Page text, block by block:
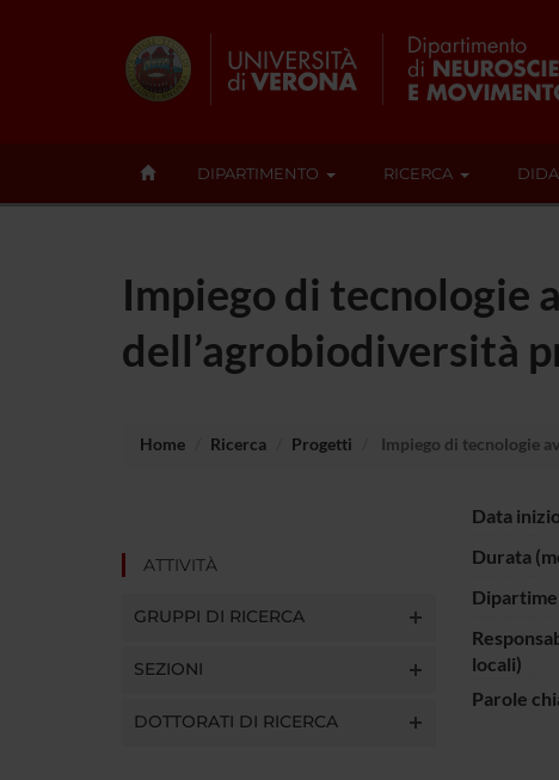
DIPARTIMENTO RICERCA
Impiego di tecnologie
dell’agrobiodiversità
Home Ricerca Progetti Impiego di tecnologie
ATTIVITÀ
GRUPPI DI RICERCA
SEZIONI
DOTTORATI DI RICERCA
Data
Durata
locali)
Parole